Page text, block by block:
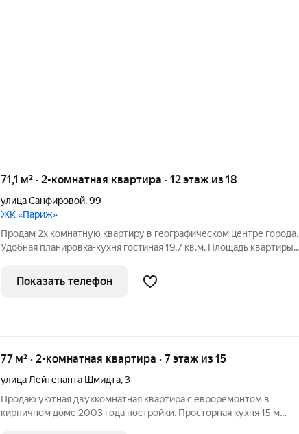
71,1 м² · 2-комнатная квартира · 12 этаж из 18
улица Санфировой,99
ЖК «Париж»
Продам 2х комнатную квартиру в географическом центре города.
Удобная планировка-кухня гостиная 19,7 кв.м. Площадь квартиры
Квартира в отличном состоянии, с качественным ремонтом.
Делали для
Показать телефон
77 м² · 2-комнатная квартира · 7 этаж из 15
улица Лейтенанта Шмидта,3
Продаю уютная двухкомнатная квартира с евроремонтом в
кирпичном доме 2003 года постройки. Просторная кухня 15 м